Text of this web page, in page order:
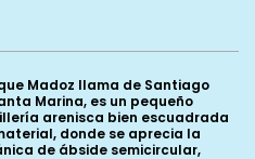
que Madoz llama de Santiago
Marina, es un pequeño
arenisca bien escuadrada
donde se aprecia la
de ábside semicircular,